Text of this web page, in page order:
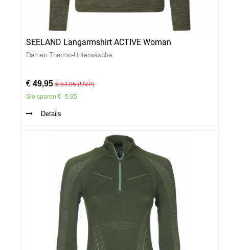
SEELAND Langarmshirt ACTIVE Woman
Damen Thermo-Unterwäsche
€ 49,95 € 54.95 (UVP)
Sie sparen € -5.95
Details